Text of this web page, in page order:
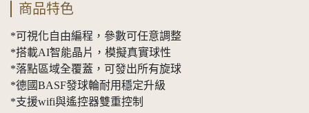
商品特色
*可視化自由編程，參數可任意調整
*搭載AI智能晶片，模擬真實球性
*落點區域全覆蓋，可發出所有旋球
*德國BASF發球輪耐用穩定升級
*支援wifi與遙控器雙重控制